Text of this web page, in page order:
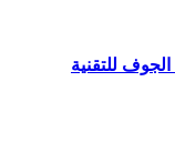
للتقنية